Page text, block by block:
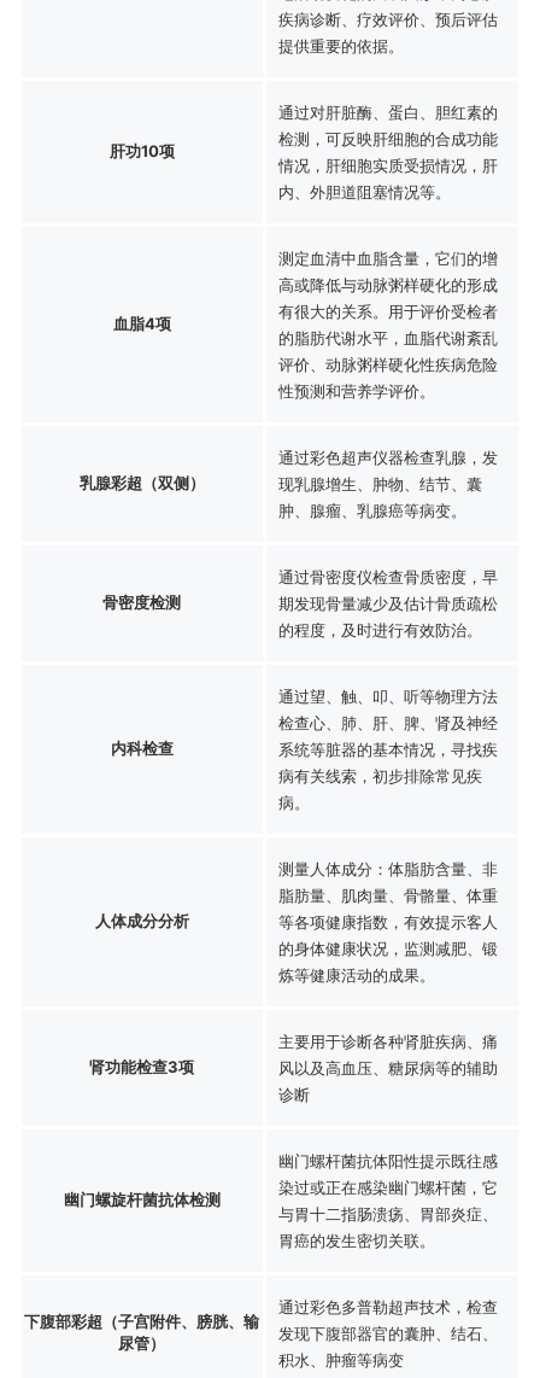
疾病诊断、疗效评价、预后评估
提供重要的依据。
肝功10项
通过对肝脏酶、蛋白、胆红素的
检测，可反映肝细胞的合成功能
情况，肝细胞实质受损情况，肝
内、外胆道阻塞情况等。
血脂4项
测定血清中血脂含量，它们的增
高或降低与动脉粥样硬化的形成
有很大的关系。用于评价受检者
的脂肪代谢水平，血脂代谢紊乱
评价、动脉粥样硬化性疾病危险
性预测和营养学评价。
乳腺彩超（双侧）
通过彩色超声仪器检查乳腺，发
现乳腺增生、肿物、结节、囊
肿、腺瘤、乳腺癌等病变。
骨密度检测
通过骨密度仪检查骨质密度，早
期发现骨量减少及估计骨质疏松
的程度，及时进行有效防治。
内科检查
通过望、触、叩、听等物理方法
检查心、肺、肝、脾、肾及神经
系统等脏器的基本情况，寻找疾
病有关线索，初步排除常见疾
病。
人体成分分析
测量人体成分：体脂肪含量、非
脂肪量、肌肉量、骨骼量、体重
等各项健康指数，有效提示客人
的身体健康状况，监测减肥、锻
炼等健康活动的成果。
肾功能检查3项
主要用于诊断各种肾脏疾病、痛
风以及高血压、糖尿病等的辅助
诊断
幽门螺旋杆菌抗体检测
幽门螺杆菌抗体阳性提示既往感
染过或正在感染幽门螺杆菌，它
与胃十二指肠溃疡、胃部炎症、
胃癌的发生密切关联。
下腹部彩超（子宫附件、膀胱、输
尿管）
通过彩色多普勒超声技术，检查
发现下腹部器官的囊肿、结石、
积水、肿瘤等病变